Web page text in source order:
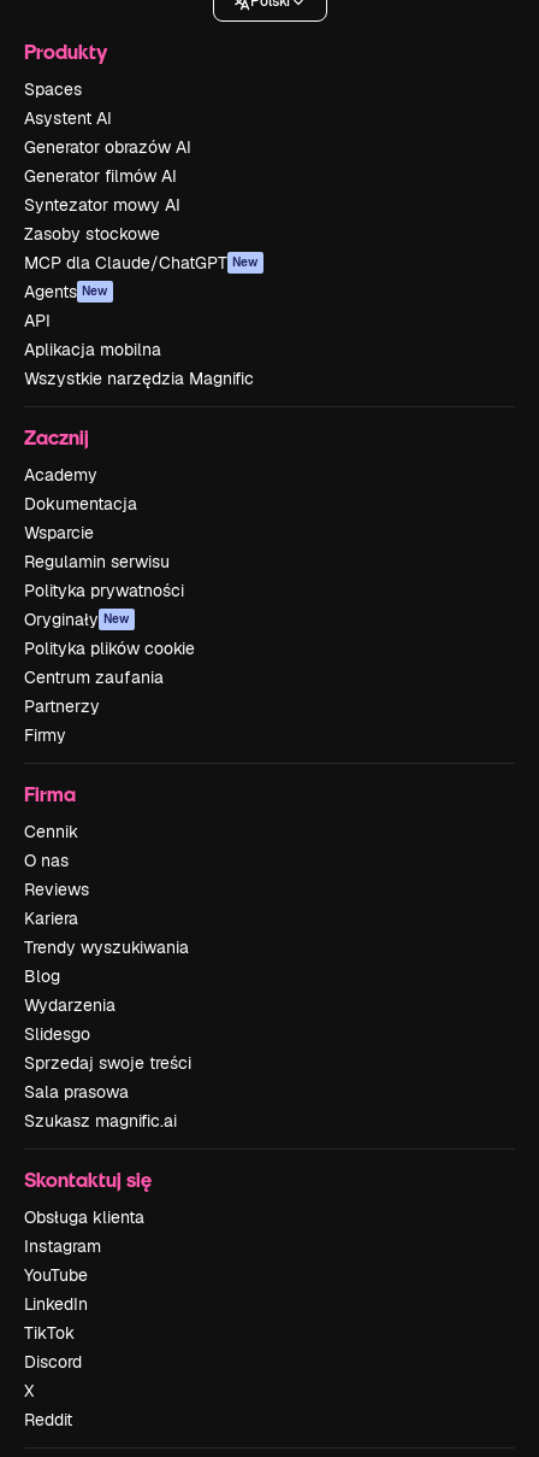
Produkty
Spaces
Asystent AI
Generator obrazów AI
Generator filmów AI
Syntezator mowy AI
Zasoby stockowe
MCP dla Claude/ChatGPT New
Agents New
API
Aplikacja mobilna
Wszystkie narzędzia Magnific
Zacznij
Academy
Dokumentacja
Wsparcie
Regulamin serwisu
Polityka prywatności
Oryginały New
Polityka plików cookie
Centrum zaufania
Partnerzy
Firmy
Firma
Cennik
O nas
Reviews
Kariera
Trendy wyszukiwania
Blog
Wydarzenia
Slidesgo
Sprzedaj swoje treści
Sala prasowa
Szukasz magnific.ai
Skontaktuj się
Obsługa klienta
Instagram
YouTube
LinkedIn
TikTok
Discord
X
Reddit